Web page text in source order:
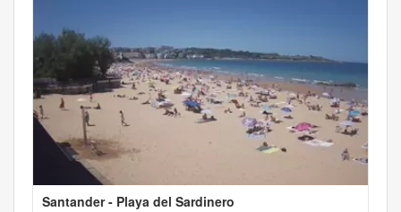
Santander - Playa del Sardinero